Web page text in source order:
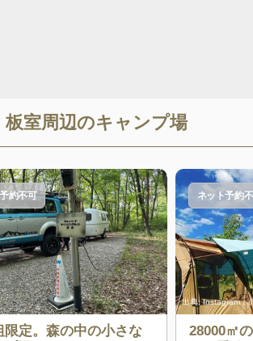
板室周辺のキャンプ場
約不可
限定。森の中の小さな
出典:Instagram：
ネット予約
28000㎡